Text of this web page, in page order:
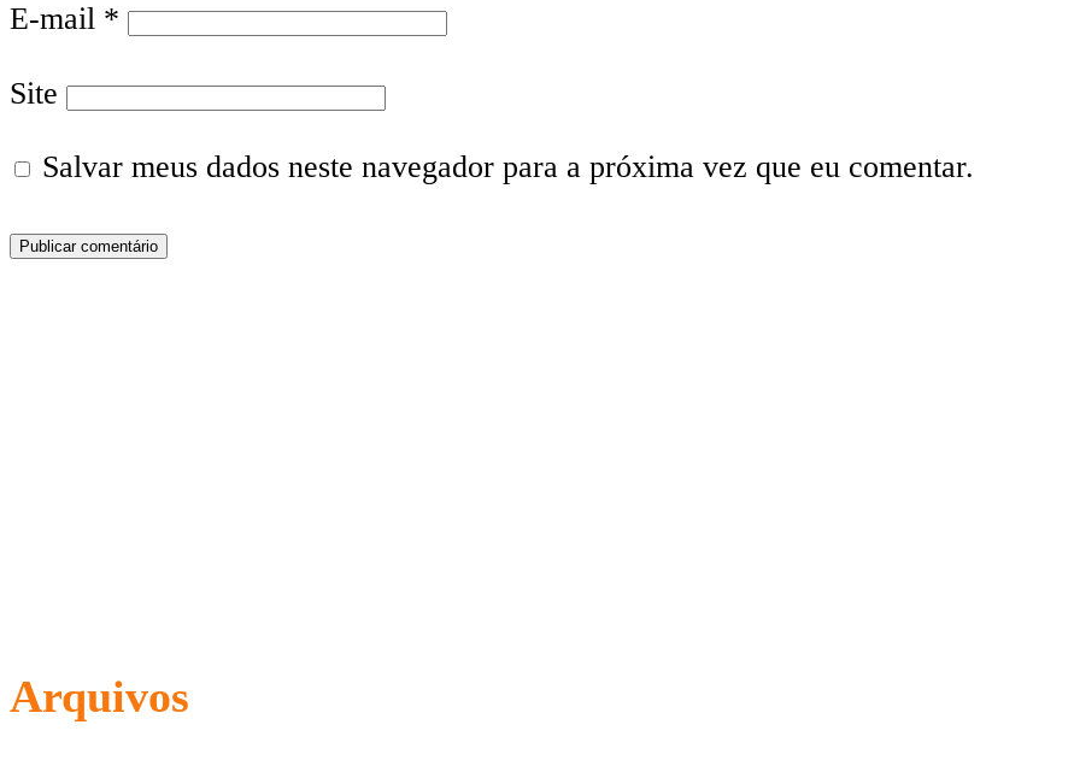
E-mail *
Site
Salvar meus dados neste navegador para a próxima vez que eu comentar.
Arquivos